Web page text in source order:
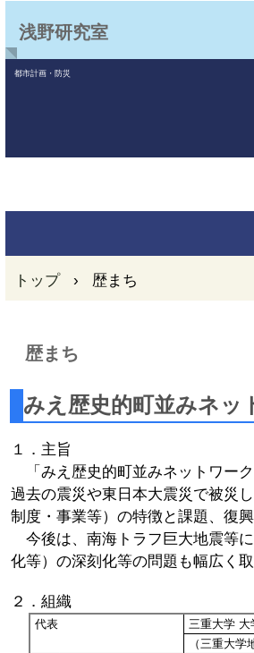
浅野研究室
都市計画・防災
トップ › 歴まち
歴まち
みえ歴史的町並みネッ
１．主旨
「みえ歴史的町並みネットワー
過去の震災や東日本大震災で被災
制度・事業等）の特徴と課題、復
今後は、南海トラフ巨大地震等
化等）の深刻化等の問題も幅広く
２．組織
代表
三重大学
（三重大